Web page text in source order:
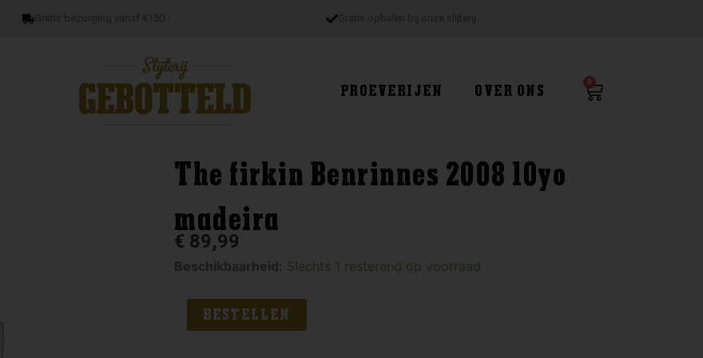
PROEVERIJEN OVER ONS
0
Winkelwagen
The firkin Benrinnes 2008 10yo
madeira
€ 89,99
Beschikbaarheid: Slechts 1 resterend op voorraad
The
Benrinnes
2008
BESTELLEN